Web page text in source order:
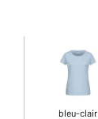
bleu-clair